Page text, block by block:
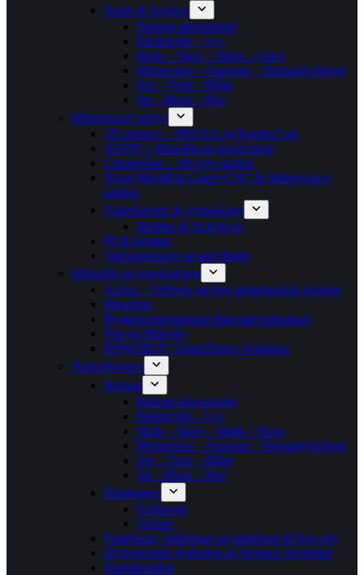
Natur & Science
Biologi-laboratoriet
Elektricitet – Lys
Hede – Skov – Mark – Have
Mennesket – Anatomi – Humanfysiologi
Sol – Vind – Miljø
Sø – Mose – Hav
Makerspace udstyr
3D printere – PRUSA og Bambu Lab
AEON + Makeblock lasercuttere
ChompSaw – din nye papsav
Xtool MetalFab Laser+CNC & Makerspace
pakker
Folieskærere & symaskiner
Brother & ScanNcut
PCB printere
Varmepressere og akrylbøjer
Mekanik og konstruktion
Arckit – Udforsk og byg arkitektonisk designs
Blueprint
Byggekonstruktioner/Ingeniørvidenskab
Pap og Makedo
POWERUP | Smart Paper Airplanes
Natur/Science
Biologi
Biologi-laboratoriet
Elektricitet – Lys
Hede – Skov – Mark – Have
Mennesket – Anatomi – Humanfysiologi
Sol – Vind – Miljø
Sø – Mose – Hav
Datalogger
Globisens
Vernier
Fuglehuse, foderbræt og kameraer til byg selv
Hydroponisk dyrkning og Science produkter
Insektkrukker